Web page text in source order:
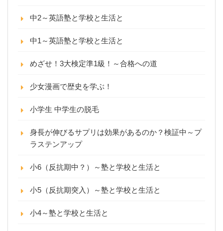
中2～英語塾と学校と生活と
中1～英語塾と学校と生活と
めざせ！3大検定準1級！～合格への道
少女漫画で歴史を学ぶ！
小学生 中学生の脱毛
身長が伸びるサプリは効果があるのか？検証中～プ
ラステンアップ
小6（反抗期中？）～塾と学校と生活と
小5（反抗期突入）～塾と学校と生活と
小4～塾と学校と生活と